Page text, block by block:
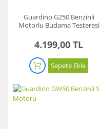
Guardino G250 Benzinli
Motorlu Budama Testeresi
4.199,00 TL
Sepete Ekle